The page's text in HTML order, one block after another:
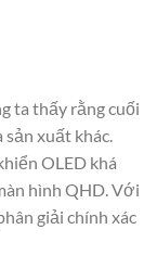
ta thấy rằng cuối
xuất khác.
OLED khá
hình QHD. Với
giải chính xác